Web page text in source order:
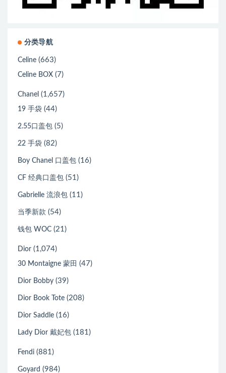
分类导航
Celine (663)
Celine BOX (7)
Chanel (1,657)
19 手袋 (44)
2.55口盖包 (5)
22 手袋 (82)
Boy Chanel 口盖包 (16)
CF 经典口盖包 (51)
Gabrielle 流浪包 (11)
当季新款 (54)
钱包 WOC (21)
Dior (1,074)
30 Montaigne 蒙田 (47)
Dior Bobby (39)
Dior Book Tote (208)
Dior Saddle (16)
Lady Dior 戴妃包 (181)
Fendi (881)
Goyard (984)